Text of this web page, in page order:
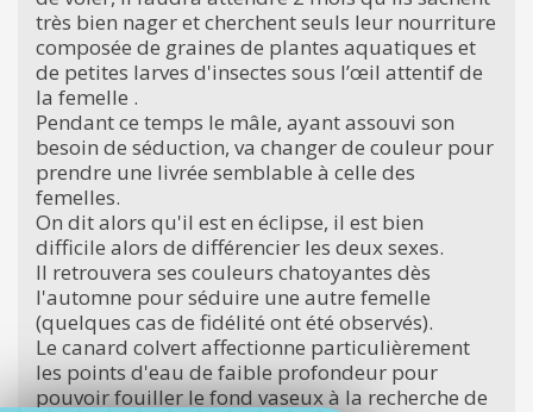
très bien nager et cherchent seuls leur nourriture
composée de graines de plantes aquatiques et
de petites larves d'insectes sous l’œil attentif de
la femelle .
Pendant ce temps le mâle, ayant assouvi son
besoin de séduction, va changer de couleur pour
prendre une livrée semblable à celle des
femelles.
On dit alors qu'il est en éclipse, il est bien
difficile alors de différencier les deux sexes.
Il retrouvera ses couleurs chatoyantes dès
l'automne pour séduire une autre femelle
(quelques cas de fidélité ont été observés).
Le canard colvert affectionne particulièrement
les points d'eau de faible profondeur pour
pouvoir fouiller le fond vaseux à la recherche de